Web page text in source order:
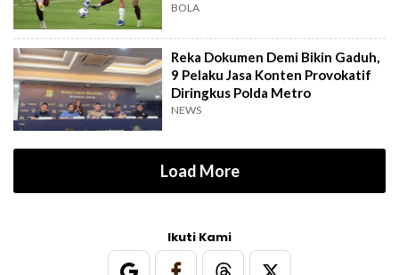
BOLA
Reka Dokumen Demi Bikin Gaduh,
9 Pelaku Jasa Konten Provokatif
Diringkus Polda Metro
NEWS
Load More
Ikuti Kami